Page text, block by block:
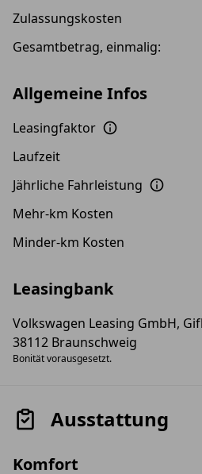
Zulassungskosten
Gesamtbetrag, einmalig:
Allgemeine Infos
Leasingfaktor
Laufzeit
Jährliche Fahrleistung
Mehr-km Kosten
Minder-km Kosten
Leasingbank
Volkswagen Leasing GmbH,
38112 Braunschweig
Bonität vorausgesetzt.
Ausstattung
Komfort